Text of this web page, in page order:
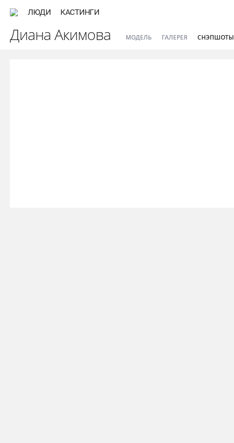
ЛЮДИ КАСТИНГИ
Диана Акимова МОДЕЛЬ ГАЛЕРЕЯ СНЭПШОТЫ